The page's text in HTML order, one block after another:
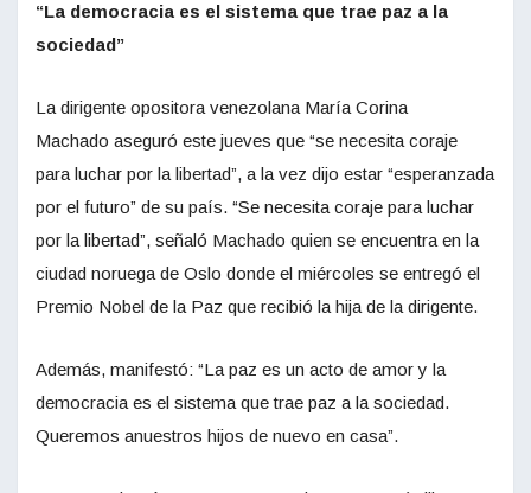
“La democracia es el sistema que trae paz a la
sociedad”
La dirigente opositora venezolana María Corina
Machado aseguró este jueves que “se necesita coraje
para luchar por la libertad”, a la vez dijo estar “esperanzada
por el futuro” de su país. “Se necesita coraje para luchar
por la libertad”, señaló Machado quien se encuentra en la
ciudad noruega de Oslo donde el miércoles se entregó el
Premio Nobel de la Paz que recibió la hija de la dirigente.
Además, manifestó: “La paz es un acto de amor y la
democracia es el sistema que trae paz a la sociedad.
Queremos anuestros hijos de nuevo en casa”.